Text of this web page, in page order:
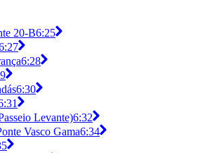
20-B6:25
6:28
6:30
Levante)6:32
Vasco Gama6:34